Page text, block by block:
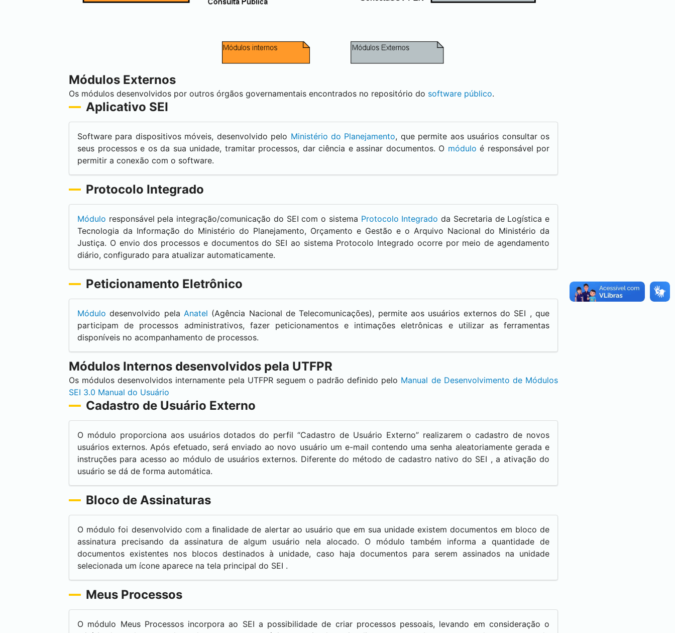
Módulos Externos
Os módulos desenvolvidos por outros órgãos governamentais encontrados no repositório do software público.
Aplicativo SEI
Software para dispositivos móveis, desenvolvido pelo Ministério do Planejamento, que permite aos usuários consultar os
seus processos e os da sua unidade, tramitar processos, dar ciência e assinar documentos. O módulo é responsável por
permitir a conexão com o software.
Protocolo Integrado
Módulo responsável pela integração/comunicação do SEI com o sistema Protocolo Integrado da Secretaria de Logística e
Tecnologia da Informação do Ministério do Planejamento, Orçamento e Gestão e o Arquivo Nacional do Ministério da
Justiça. O envio dos processos e documentos do SEI ao sistema Protocolo Integrado ocorre por meio de agendamento
diário, configurado para atualizar automaticamente.
Peticionamento Eletrônico
Módulo desenvolvido pela Anatel (Agência Nacional de Telecomunicações), permite aos usuários externos do SEI , que
participam de processos administrativos, fazer peticionamentos e intimações eletrônicas e utilizar as ferramentas
disponíveis no acompanhamento de processos.
Módulos Internos desenvolvidos pela UTFPR
Os módulos desenvolvidos internamente pela UTFPR seguem o padrão definido pelo Manual de Desenvolvimento de Módulos
SEI 3.0 Manual do Usuário
Cadastro de Usuário Externo
O módulo proporciona aos usuários dotados do perfil “Cadastro de Usuário Externo” realizarem o cadastro de novos
usuários externos. Após efetuado, será enviado ao novo usuário um e-mail contendo uma senha aleatoriamente gerada e
instruções para acesso ao módulo de usuários externos. Diferente do método de cadastro nativo do SEI , a ativação do
usuário se dá de forma automática.
Bloco de Assinaturas
O módulo foi desenvolvido com a ﬁnalidade de alertar ao usuário que em sua unidade existem documentos em bloco de
assinatura precisando da assinatura de algum usuário nela alocado. O módulo também informa a quantidade de
documentos existentes nos blocos destinados à unidade, caso haja documentos para serem assinados na unidade
selecionada um ícone aparece na tela principal do SEI .
Meus Processos
O módulo Meus Processos incorpora ao SEI a possibilidade de criar processos pessoais, levando em consideração o